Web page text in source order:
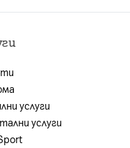
за продажба
на
пакет.
услуги
услуги